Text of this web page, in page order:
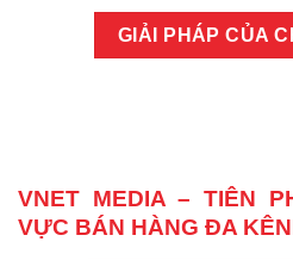
GIẢI PHÁP CỦA
VNET MEDIA – TIÊN
VỰC BÁN HÀNG ĐA